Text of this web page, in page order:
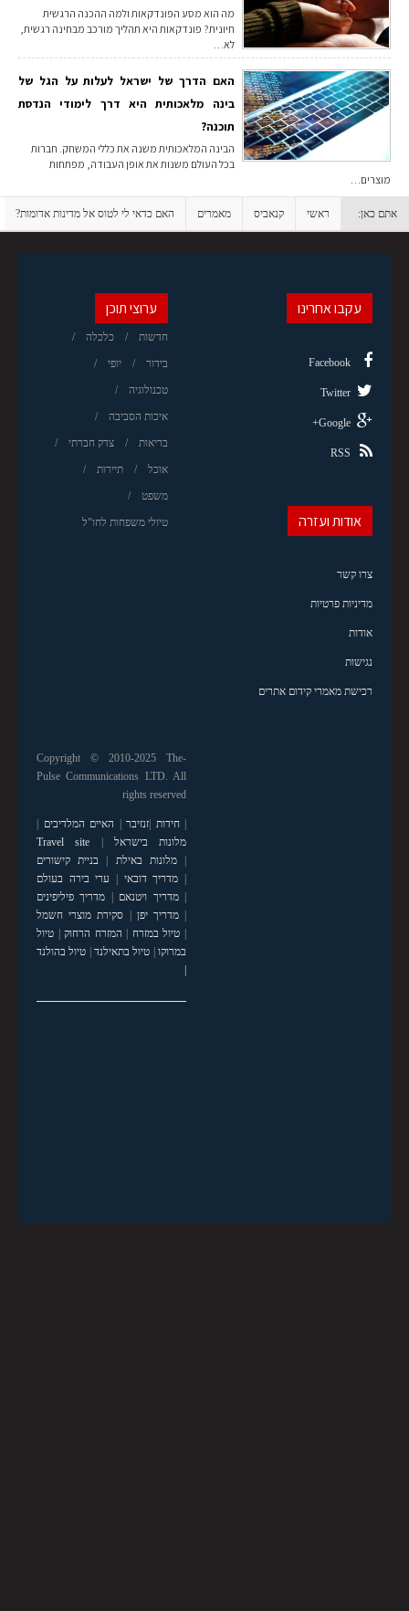
מה הוא מסע הפונדקאות ולמה ההכנה הרגשית
חיונית? פונדקאות היא תהליך מורכב מבחינה רגשית,
לא…
האם הדרך של ישראל לעלות על הגל של
בינה מלאכותית היא דרך לימודי הנדסת
תוכנה?
הבינה המלאכותית משנה את כללי המשחק. חברות
בכל העולם משנות את אופן העבודה, מפתחות
מוצרים…
אתם כאן: ראשי קנאביס מאמרים האם כדאי לי לטוס אל מדינות אדומות?
ערוצי תוכן
חדשות כלכלה
בידור יופי
טכנולוגיה
איכות הסביבה
בריאות צדק חברתי
אוכל תיירות
משפט
טיולי משפחות לחו"ל
עקבו אחרינו
Facebook
Twitter
Google+
RSS
אודות ועזרה
צרו קשר
מדיניות פרטיות
אודות
נגישות
רכישת מאמרי קידום אתרים
Copyright © 2010-2025 The-
Pulse Communications LTD. All
rights reserved
|חידות |זנזיבר | האיים המלדיבים |
מלונות בישראל |
Travel site
|מלונות באילת | בניית קישורים
| מדריך דובאי | ערי בירה בעולם
|מדריך ויטנאם | מדריך פיליפינים
|מדריך יפן | סקירת מוצרי חשמל
| טיול במזרח | המזרח הרחוק| טיול
במרוקו| טיול בתאילנד| טיול בהולנד
|